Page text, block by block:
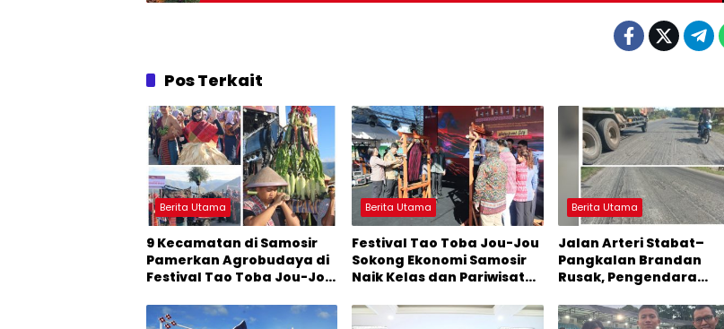
Pos Terkait
Berita Utama
9 Kecamatan di Samosir
Pamerkan Agrobudaya di
Festival Tao Toba Jou-Jou
Produk Lokal agar
Berita Utama
Festival Tao Toba Jou-Jou
Sokong Ekonomi Samosir
Naik Kelas dan Pariwisata
Pertumbuhan Ekonomi
Berita Utama
Jalan Arteri Stabat–
Pangkalan Brandan
Rusak, Pengendara